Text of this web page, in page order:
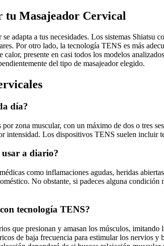
tu Masajeador Cervical
adapta a tus necesidades. Los sistemas
Por otro lado, la tecnología TENS es más
presente en casi todos los modelos
del tipo de masajeador elegido.
día?
zona muscular, con un máximo de dos o tres
intensidad. Los dispositivos TENS suelen incluir
usar a diario?
como inflamaciones agudas, heridas
No obstante, si padeces alguna
tecnología TENS?
que presionan y amasan los músculos,
de baja frecuencia para estimular los nervios